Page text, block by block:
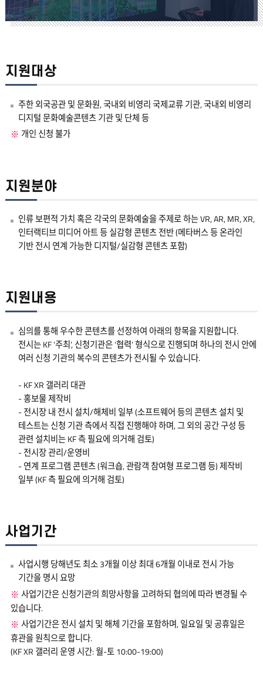
지원대상
주한 외국공관 및 문화원, 국내외 비영리 국제교류 기관, 국내외 비영리
디지털 문화예술콘텐츠 기관 및 단체 등
개인 신청 불가
지원분야
인류 보편적 가치 혹은 각국의 문화예술을 주제로 하는 VR, AR, MR, XR,
인터랙티브 미디어 아트 등 실감형 콘텐츠 전반 (메타버스 등 온라인
기반 전시 연계 가능한 디지털/실감형 콘텐츠 포함)
지원내용
심의를 통해 우수한 콘텐츠를 선정하여 아래의 항목을 지원합니다.
전시는 KF ‘주최’, 신청기관은 ‘협력’ 형식으로 진행되며 하나의 전시 안에
여러 신청 기관의 복수의 콘텐츠가 전시될 수 있습니다.
- KF XR 갤러리 대관
- 홍보물 제작비
- 전시장 내 전시 설치/해체비 일부 (소프트웨어 등의 콘텐츠 설치 및
테스트는 신청 기관 측에서 직접 진행해야 하며, 그 외의 공간 구성 등
관련 설치비는 KF 측 필요에 의거해 검토)
- 전시장 관리/운영비
- 연계 프로그램 콘텐츠 (워크숍, 관람객 참여형 프로그램 등) 제작비
일부 (KF 측 필요에 의거해 검토)
사업기간
사업시행 당해년도 최소 3개월 이상 최대 6개월 이내로 전시 가능
기간을 명시 요망
사업기간은 신청기관의 희망사항을 고려하되 협의에 따라 변경될 수
있습니다.
사업기간은 전시 설치 및 해체 기간을 포함하며, 일요일 및 공휴일은
휴관을 원칙으로 합니다.
(KF XR 갤러리 운영 시간: 월-토 10:00-19:00)